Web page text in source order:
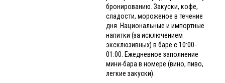
бронированию. Закуски, кофе,
сладости, мороженое в течение
дня. Национальные и импортные
напитки (за исключением
эксклюзивных) в баре с 10:00-
01:00. Ежедневное заполнение
мини-бара в номере (вино, пиво,
легкие закуски).